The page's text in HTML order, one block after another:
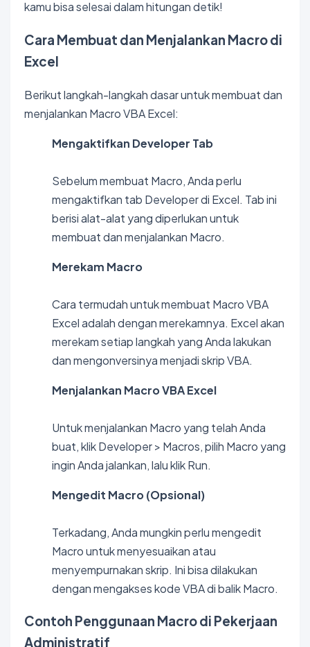
kamu bisa selesai dalam hitungan detik!
Cara Membuat dan Menjalankan Macro di
Excel
Berikut langkah-langkah dasar untuk membuat dan
menjalankan Macro VBA Excel:
Mengaktifkan Developer Tab
Sebelum membuat Macro, Anda perlu
mengaktifkan tab Developer di Excel. Tab ini
berisi alat-alat yang diperlukan untuk
membuat dan menjalankan Macro.
Merekam Macro
Cara termudah untuk membuat Macro VBA
Excel adalah dengan merekamnya. Excel akan
merekam setiap langkah yang Anda lakukan
dan mengonversinya menjadi skrip VBA.
Menjalankan Macro VBA Excel
Untuk menjalankan Macro yang telah Anda
buat, klik Developer > Macros, pilih Macro yang
ingin Anda jalankan, lalu klik Run.
Mengedit Macro (Opsional)
Terkadang, Anda mungkin perlu mengedit
Macro untuk menyesuaikan atau
menyempurnakan skrip. Ini bisa dilakukan
dengan mengakses kode VBA di balik Macro.
Contoh Penggunaan Macro di Pekerjaan
Administratif